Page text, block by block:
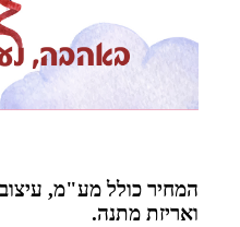
המחיר כולל מע"מ,
ואריזת מתנה.